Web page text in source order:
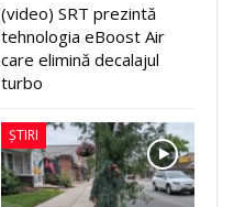
(video) SRT prezintă
tehnologia eBoost Air
care elimină decalajul
turbo
ȘTIRI